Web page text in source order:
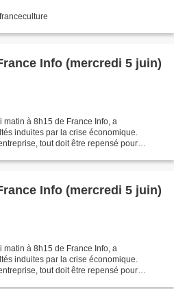
Info (mercredi 5 juin)
à 8h15 de France Info, a
induites par la crise économique.
tout doit être repensé pour
Info (mercredi 5 juin)
à 8h15 de France Info, a
induites par la crise économique.
tout doit être repensé pour